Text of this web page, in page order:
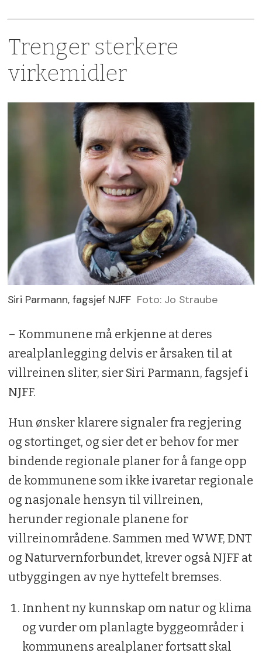
Trenger sterkere
virkemidler
Siri Parmann, fagsjef NJFF Foto: Jo Straube
– Kommunene må erkjenne at deres
arealplanlegging delvis er årsaken til at
villreinen sliter, sier Siri Parmann, fagsjef i
NJFF.
Hun ønsker klarere signaler fra regjering
og stortinget, og sier det er behov for mer
bindende regionale planer for å fange opp
de kommunene som ikke ivaretar regionale
og nasjonale hensyn til villreinen,
herunder regionale planene for
villreinområdene. Sammen med WWF, DNT
og Naturvernforbundet, krever også NJFF at
utbyggingen av nye hyttefelt bremses.
Innhent ny kunnskap om natur og klima
og vurder om planlagte byggeområder i
kommunens arealplaner fortsatt skal